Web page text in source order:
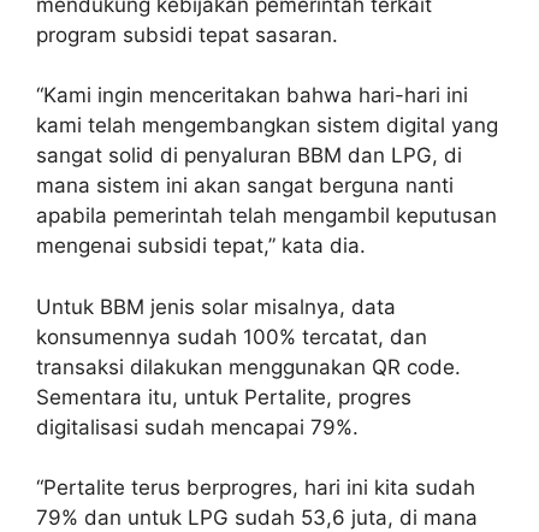
program subsidi tepat sasaran.
“Kami ingin menceritakan bahwa hari-hari ini
kami telah mengembangkan sistem digital yang
sangat solid di penyaluran BBM dan LPG, di
mana sistem ini akan sangat berguna nanti
apabila pemerintah telah mengambil keputusan
mengenai subsidi tepat,” kata dia.
Untuk BBM jenis solar misalnya, data
konsumennya sudah 100% tercatat, dan
transaksi dilakukan menggunakan QR code.
Sementara itu, untuk Pertalite, progres
digitalisasi sudah mencapai 79%.
“Pertalite terus berprogres, hari ini kita sudah
79% dan untuk LPG sudah 53,6 juta, di mana